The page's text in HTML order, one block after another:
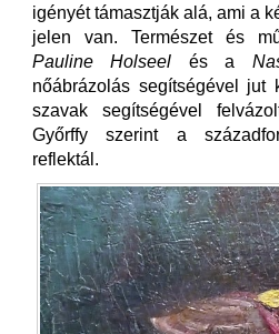
igényét támasztják alá, ami a
jelen van. Természet és
Pauline Holseel és a
nőábrázolás segítségével jut
szavak segítségével
Győrffy szerint a
reflektál.